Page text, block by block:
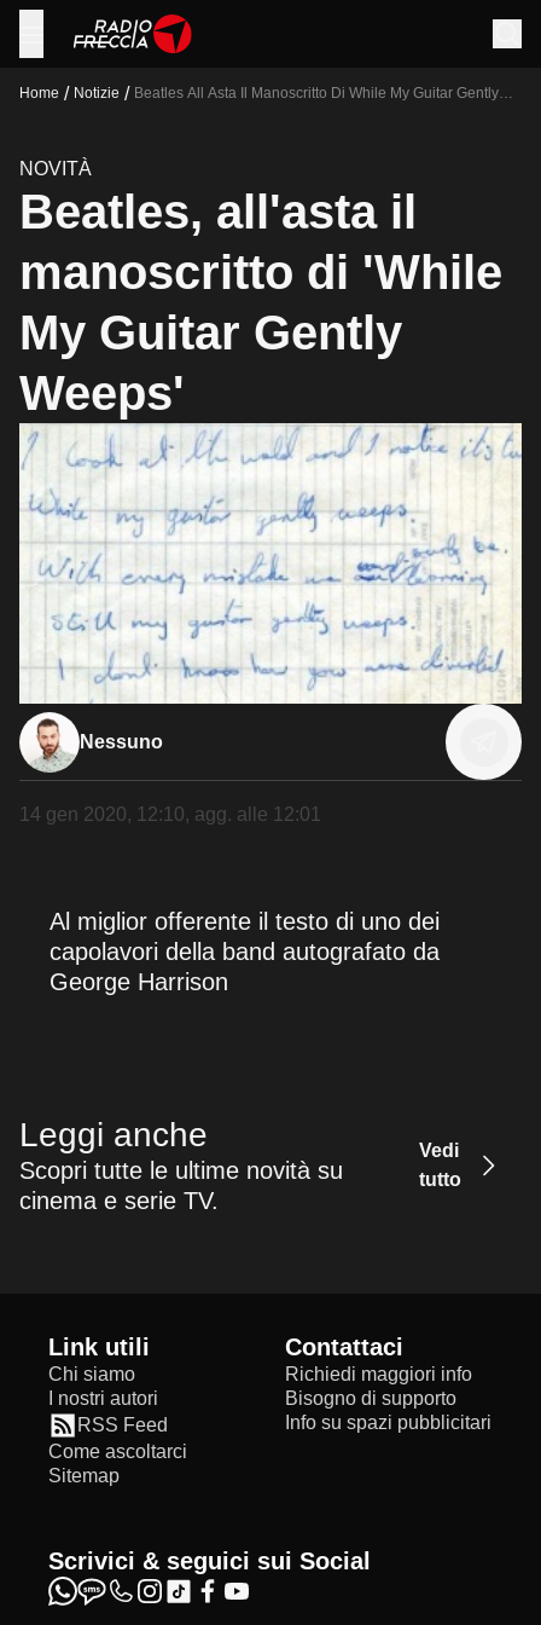
Home / Notizie / Beatles All Asta Il Manoscritto Di While My Guitar Gently
NOVITÀ
Beatles, all'asta il
manoscritto di 'While
My Guitar Gently
Weeps'
Nessuno
14 gen 2020, 12:10, agg. alle 12:01
Al miglior offerente il testo di uno dei
capolavori della band autografato da
George Harrison
Leggi anche
Scopri tutte le ultime novità su
cinema e serie TV.
Vedi
tutto
Link utili
Chi siamo
I nostri autori
RSS Feed
Come ascoltarci
Sitemap
Contattaci
Richiedi maggiori info
Bisogno di supporto
Info su spazi pubblicitari
Scrivici & seguici sui Social